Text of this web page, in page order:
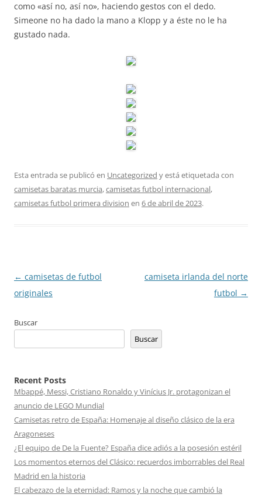
como «así no, así no», haciendo gestos con el dedo.
Simeone no ha dado la mano a Klopp y a éste no le ha
gustado nada.
Esta entrada se publicó en Uncategorized y está etiquetada con
camisetas baratas murcia,camisetas futbol internacional,
camisetas futbol primera division en 6 de abril de 2023.
Navegación
de
← camisetas de futbol
originales
camiseta irlanda del norte
futbol →
Buscar
Buscar
Recent Posts
Mbappé, Messi, Cristiano Ronaldo y Vinícius Jr. protagonizan el
anuncio de LEGO Mundial
Camisetas retro de España: Homenaje al diseño clásico de la era
Aragoneses
¿El equipo de De la Fuente? España dice adiós a la posesión estéril
Los momentos eternos del Clásico: recuerdos imborrables del Real
Madrid en la historia
El cabezazo de la eternidad: Ramos y la noche que cambió la